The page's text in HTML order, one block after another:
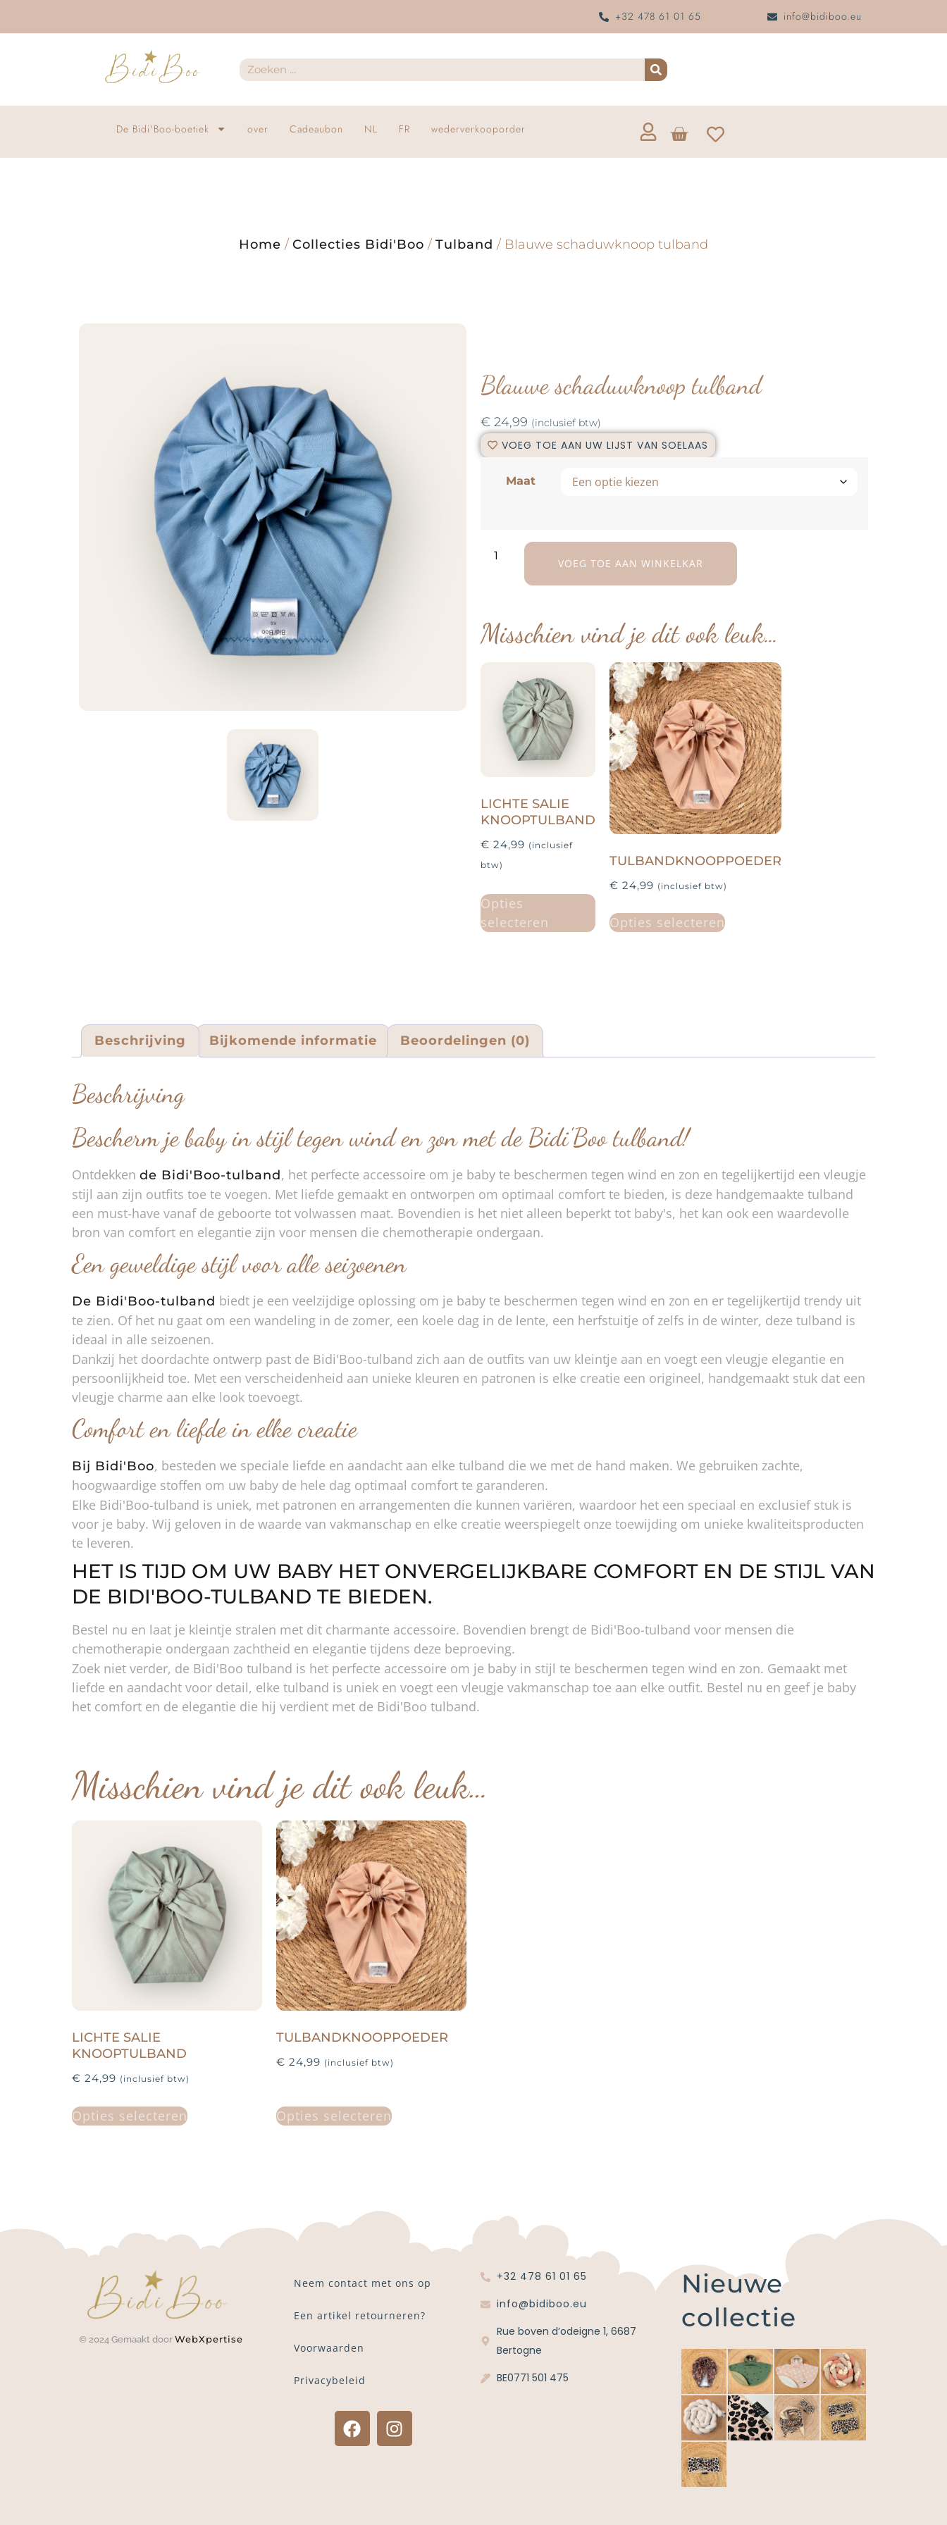
+32 478 61 01 65 info@bidiboo.eu
De Bidi'Boo-boetiek over Cadeaubon NL FR wederverkooporder
Home / Collecties Bidi'Boo / Tulband / Blauwe schaduwknoop tulband
Blauwe schaduwknoop tulband
€ 24,99 (inclusief btw)
VOEG TOE AAN UW LIJST VAN SOELAAS
Maat
VOEG TOE AAN WINKELKAR
Misschien vind je dit ook leuk…
LICHTE SALIE
KNOOPTULBAND
€ 24,99 (inclusief
btw)
Opties
selecteren
TULBANDKNOOPPOEDER
€ 24,99 (inclusief btw)
Opties selecteren
Beschrijving Bijkomende informatie Beoordelingen (0)
Beschrijving
Bescherm je baby in stijl tegen wind en zon met de Bidi'Boo tulband!
Ontdekken de Bidi'Boo-tulband, het perfecte accessoire om je baby te beschermen tegen wind en zon en tegelijkertijd een vleugje
stijl aan zijn outfits toe te voegen. Met liefde gemaakt en ontworpen om optimaal comfort te bieden, is deze handgemaakte tulband
een must-have vanaf de geboorte tot volwassen maat. Bovendien is het niet alleen beperkt tot baby's, het kan ook een waardevolle
bron van comfort en elegantie zijn voor mensen die chemotherapie ondergaan.
Een geweldige stijl voor alle seizoenen
De Bidi'Boo-tulband biedt je een veelzijdige oplossing om je baby te beschermen tegen wind en zon en er tegelijkertijd trendy uit
te zien. Of het nu gaat om een wandeling in de zomer, een koele dag in de lente, een herfstuitje of zelfs in de winter, deze tulband is
ideaal in alle seizoenen.
Dankzij het doordachte ontwerp past de Bidi'Boo-tulband zich aan de outfits van uw kleintje aan en voegt een vleugje elegantie en
persoonlijkheid toe. Met een verscheidenheid aan unieke kleuren en patronen is elke creatie een origineel, handgemaakt stuk dat een
vleugje charme aan elke look toevoegt.
Comfort en liefde in elke creatie
Bij Bidi'Boo, besteden we speciale liefde en aandacht aan elke tulband die we met de hand maken. We gebruiken zachte,
hoogwaardige stoffen om uw baby de hele dag optimaal comfort te garanderen.
Elke Bidi'Boo-tulband is uniek, met patronen en arrangementen die kunnen variëren, waardoor het een speciaal en exclusief stuk is
voor je baby. Wij geloven in de waarde van vakmanschap en elke creatie weerspiegelt onze toewijding om unieke kwaliteitsproducten
te leveren.
HET IS TIJD OM UW BABY HET ONVERGELIJKBARE COMFORT EN DE STIJL VAN
DE BIDI'BOO-TULBAND TE BIEDEN.
Bestel nu en laat je kleintje stralen met dit charmante accessoire. Bovendien brengt de Bidi'Boo-tulband voor mensen die
chemotherapie ondergaan zachtheid en elegantie tijdens deze beproeving.
Zoek niet verder, de Bidi'Boo tulband is het perfecte accessoire om je baby in stijl te beschermen tegen wind en zon. Gemaakt met
liefde en aandacht voor detail, elke tulband is uniek en voegt een vleugje vakmanschap toe aan elke outfit. Bestel nu en geef je baby
het comfort en de elegantie die hij verdient met de Bidi'Boo tulband.
Misschien vind je dit ook leuk…
LICHTE SALIE
KNOOPTULBAND
€ 24,99 (inclusief btw)
Opties selecteren
TULBANDKNOOPPOEDER
€ 24,99 (inclusief btw)
Opties selecteren
© 2024 Gemaakt door WebXpertise
Neem contact met ons op
Een artikel retourneren?
Voorwaarden
Privacybeleid
+32 478 61 01 65
info@bidiboo.eu
Rue boven d’odeigne 1, 6687
Bertogne
BE0771 501 475
Nieuwe
collectie